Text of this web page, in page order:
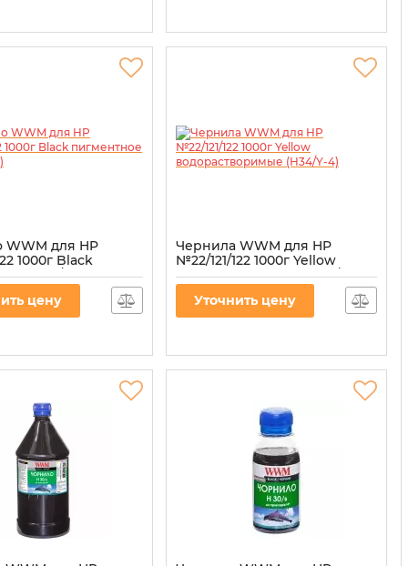
для HP
1000г Black
(H30/BP-4)
цену
Чернила WWM для HP
№22/121/122 1000г Yellow
водорастворимые (H34/Y-4)
Уточнить цену